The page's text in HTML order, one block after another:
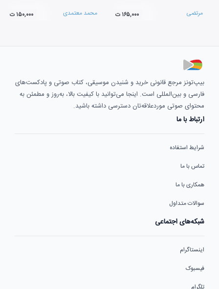
مرتضی ۱۶۵,۰۰۰ ت محمد معتمدی ۱۵۰,۰۰۰ ت
بیپ‌تونز مرجع قانونی خرید و شنیدن موسیقی، کتاب صوتی و پادکست‌های
فارسی و بین‌المللی است. اینجا می‌توانید با کیفیت بالا، به‌روز و مطمئن به
محتوای صوتی موردعلاقه‌تان دسترسی داشته باشید.
ارتباط با ما
شرایط استفاده
تماس با ما
همکاری با ما
سوالات متداول
شبکه‌های اجتماعی
اینستاگرام
فیسبوک
تلگرام